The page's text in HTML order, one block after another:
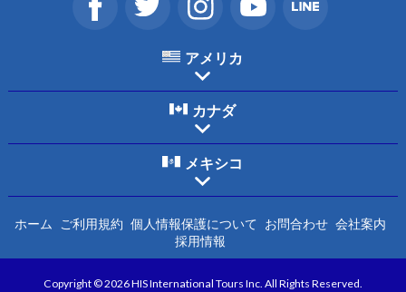
アメリカ
カナダ
メキシコ
ホーム ご利用規約 個人情報保護について お問合わせ 会社案内
採用情報
Copyright © 2026 HIS International Tours Inc. All Rights Reserved.